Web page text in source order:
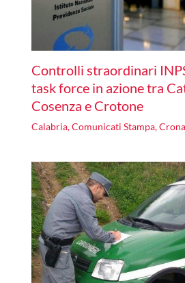
Controlli straordinari
task force in azione tra
Cosenza e Crotone
Calabria,Comunicati Stampa,